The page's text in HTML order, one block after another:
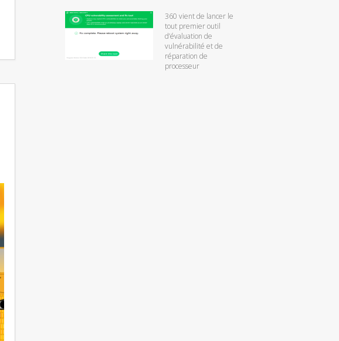
360 vient de lancer le
tout premier outil
d’évaluation de
vulnérabilité et de
réparation de
processeur